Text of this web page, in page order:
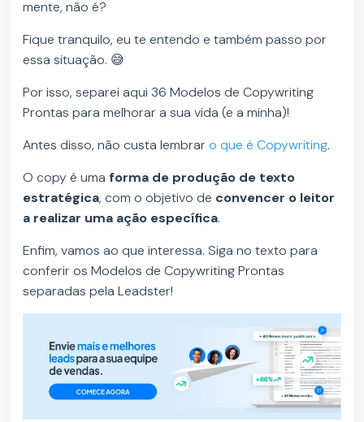
mente, não é?
Fique tranquilo, eu te entendo e também passo por
essa situação. 😅
Por isso, separei aqui 36 Modelos de Copywriting
Prontas para melhorar a sua vida (e a minha)!
Antes disso, não custa lembraro que é Copywriting.
O copy é uma forma de produção de texto
estratégica, com o objetivo de convencer o leitor
a realizar uma ação específica.
Enfim, vamos ao que interessa. Siga no texto para
conferir os Modelos de Copywriting Prontas
separadas pela Leadster!